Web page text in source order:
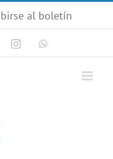
al boletín
Instagram